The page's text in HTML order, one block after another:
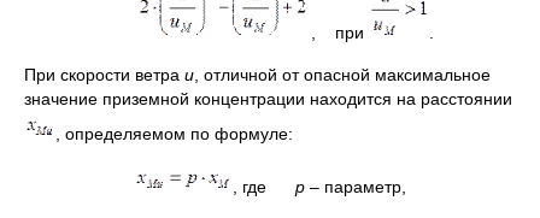
, при
При скорости ветра и , отличной от опасной максимальное
значение приземной концентрации находится на расстоянии
, определяемом по формуле:
, где р – параметр,